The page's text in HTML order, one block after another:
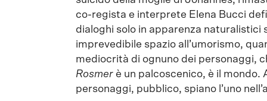
co-regista e interprete Elena Bucci
dialoghi solo in apparenza naturalistici
imprevedibile spazio all’umorismo,
mediocrità di ognuno dei personaggi,
Rosmer è un palcoscenico, è il
personaggi, pubblico, spiano l’uno